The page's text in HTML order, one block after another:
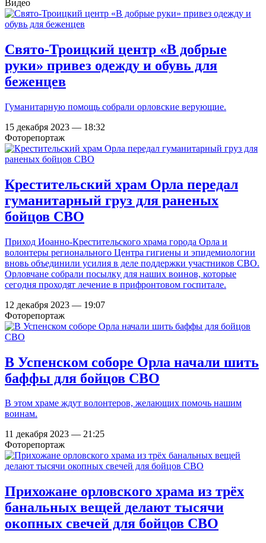
Видео
Свято-Троицкий центр «В добрые
руки» привез одежду и обувь для
беженцев
Гуманитарную помощь собрали орловские верующие.
15 декабря 2023 — 18:32
Фоторепортаж
Крестительский храм Орла передал
гуманитарный груз для раненых
бойцов СВО
Приход Иоанно-Крестительского храма города Орла и
волонтеры регионального Центра гигиены и эпидемиологии
вновь объединили усилия в деле поддержки участников СВО.
Орловчане собрали посылку для наших воинов, которые
сегодня проходят лечение в прифронтовом госпитале.
12 декабря 2023 — 19:07
Фоторепортаж
В Успенском соборе Орла начали шить
баффы для бойцов СВО
В этом храме ждут волонтеров, желающих помочь нашим
воинам.
11 декабря 2023 — 21:25
Фоторепортаж
Прихожане орловского храма из трёх
банальных вещей делают тысячи
окопных свечей для бойцов СВО